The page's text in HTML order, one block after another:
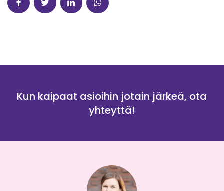
Kun kaipaat asioihin jotain järkeä, ota
yhteyttä!